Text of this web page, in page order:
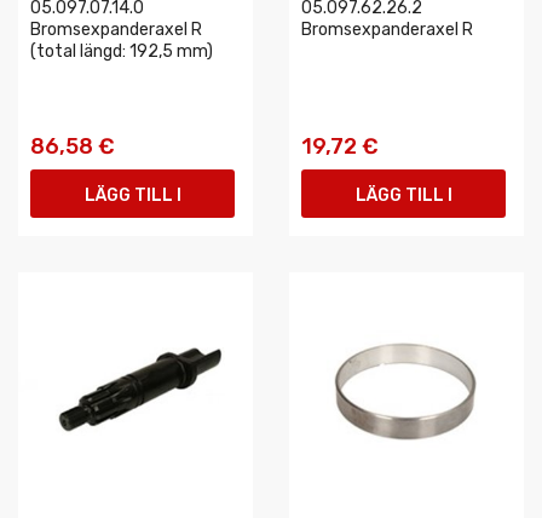
05.097.07.14.0
Bromsexpanderaxel R
(total längd: 192,5 mm)
86,58 €
LÄGG TILL I
05.097.62.26.2
Bromsexpanderaxel R
19,72 €
LÄGG TILL I